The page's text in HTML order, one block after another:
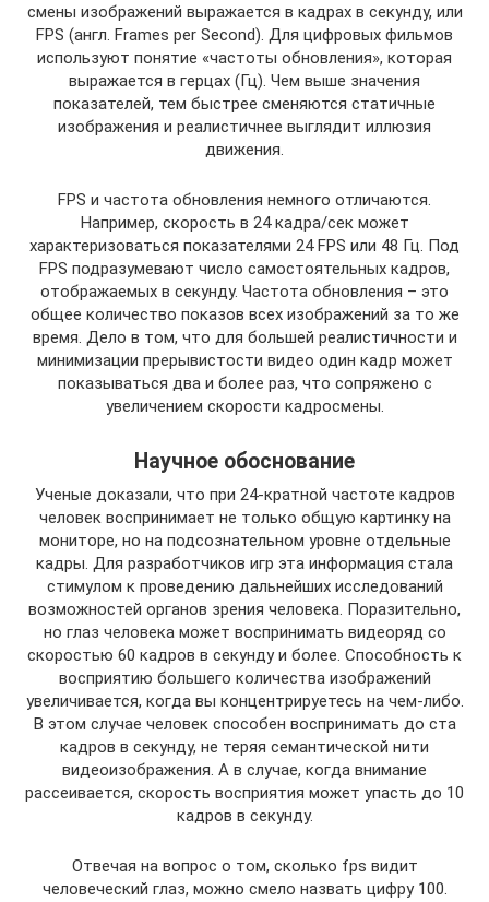
смены изображений выражается в кадрах в секунду, или
FPS (англ. Frames per Second). Для цифровых фильмов
используют понятие «частоты обновления», которая
выражается в герцах (Гц). Чем выше значения
показателей, тем быстрее сменяются статичные
изображения и реалистичнее выглядит иллюзия
движения.
FPS и частота обновления немного отличаются.
Например, скорость в 24 кадра/сек может
характеризоваться показателями 24 FPS или 48 Гц. Под
FPS подразумевают число самостоятельных кадров,
отображаемых в секунду. Частота обновления – это
общее количество показов всех изображений за то же
время. Дело в том, что для большей реалистичности и
минимизации прерывистости видео один кадр может
показываться два и более раз, что сопряжено с
увеличением скорости кадросмены.
Научное обоснование
Ученые доказали, что при 24-кратной частоте кадров
человек воспринимает не только общую картинку на
мониторе, но на подсознательном уровне отдельные
кадры. Для разработчиков игр эта информация стала
стимулом к проведению дальнейших исследований
возможностей органов зрения человека. Поразительно,
но глаз человека может воспринимать видеоряд со
скоростью 60 кадров в секунду и более. Способность к
восприятию большего количества изображений
увеличивается, когда вы концентрируетесь на чем-либо.
В этом случае человек способен воспринимать до ста
кадров в секунду, не теряя семантической нити
видеоизображения. А в случае, когда внимание
рассеивается, скорость восприятия может упасть до 10
кадров в секунду.
Отвечая на вопрос о том, сколько fps видит
человеческий глаз, можно смело назвать цифру 100.